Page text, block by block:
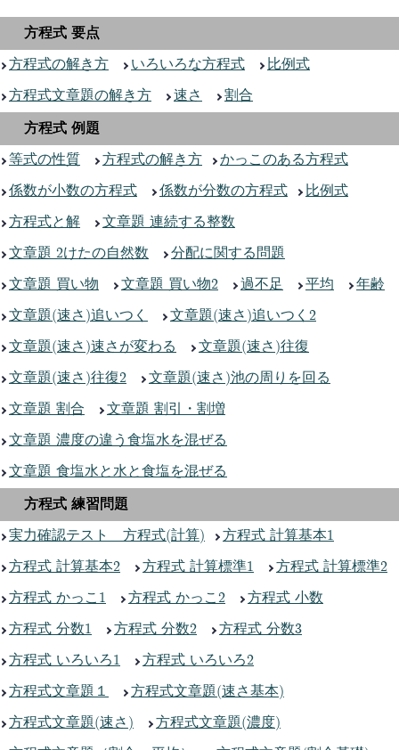
方程式 要点
方程式の解き方 いろいろな方程式 比例式
方程式文章題の解き方 速さ 割合
方程式 例題
等式の性質 方程式の解き方 かっこのある方程式
係数が小数の方程式 係数が分数の方程式 比例式
方程式と解 文章題 連続する整数
文章題 2けたの自然数 分配に関する問題
文章題 買い物 文章題 買い物2 過不足 平均 年齢
文章題(速さ)追いつく 文章題(速さ)追いつく2
文章題(速さ)速さが変わる 文章題(速さ)往復
文章題(速さ)往復2 文章題(速さ)池の周りを回る
文章題 割合 文章題 割引・割増
文章題 濃度の違う食塩水を混ぜる
文章題 食塩水と水と食塩を混ぜる
方程式 練習問題
実力確認テスト 方程式(計算) 方程式 計算基本1
方程式 計算基本2 方程式 計算標準1 方程式 計算標準2
方程式 かっこ1 方程式 かっこ2 方程式 小数
方程式 分数1 方程式 分数2 方程式 分数3
方程式 いろいろ1 方程式 いろいろ2
方程式文章題１ 方程式文章題(速さ基本)
方程式文章題(速さ) 方程式文章題(濃度)